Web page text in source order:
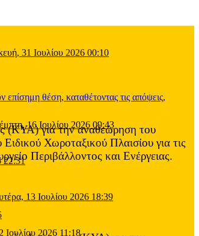
31 Ιουλίου 2026 00:10
16 Ιουλίου 2026 09:43
22:31
13 Ιουλίου 2026 18:39
Ιουλίου 2026 11:18
(ΚΥΑ) για την αναθεώρηση του
Χωροταξικού Πλαισίου για τις
Περιβάλλοντος και Ενέργειας.